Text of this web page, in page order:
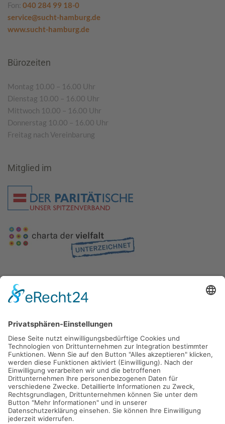
Fon: 040 284 99 18-0
service@sucht-hamburg.de
www.sucht-hamburg.de
Bürozeiten
Montag 10.00 – 16.00 Uhr
Dienstag 10.00 – 16.00 Uhr
Mittwoch 10.00 – 16.00 Uhr
Donnerstag 10.00 – 16.00 Uhr
Freitag nach Vereinbarung
Mitglied im
Gefördert durch die
Freie und Hansestadt Hamburg